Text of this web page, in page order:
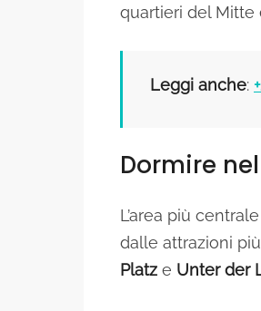
quartieri del Mitte
Leggi anche:
Dormire
L’area più
dalle attrazioni
Platz e Unter der